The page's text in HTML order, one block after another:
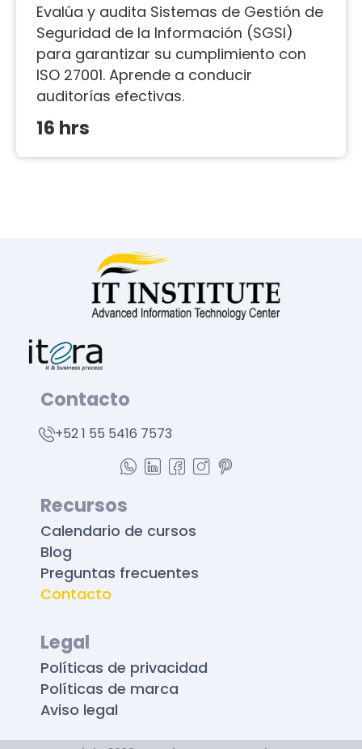
Evalúa y audita Sistemas de Gestión de
Seguridad de la Información (SGSI)
para garantizar su cumplimiento con
ISO 27001. Aprende a conducir
auditorías efectivas.
16 hrs
Contacto
+52 1 55 5416 7573
Recursos
Calendario de cursos
Blog
Preguntas frecuentes
Contacto
Legal
Políticas de privacidad
Políticas de marca
Aviso legal